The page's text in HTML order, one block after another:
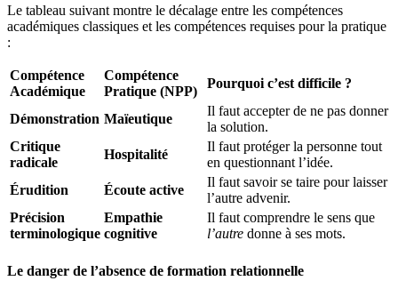
Le tableau suivant montre le décalage entre les compétences
académiques classiques et les compétences requises pour la pratique
:
Compétence
Académique
Compétence
Pratique (NPP)
Pourquoi c’est difficile ?
Démonstration Maïeutique
Il faut accepter de ne pas donner
la solution.
Critique
radicale
Hospitalité
Il faut protéger la personne tout
en questionnant l’idée.
Érudition
Écoute active
Il faut savoir se taire pour laisser
l’autre advenir.
Précision
terminologique
Empathie
cognitive
Il faut comprendre le sens que
l’autre donne à ses mots.
Le danger de l’absence de formation relationnelle